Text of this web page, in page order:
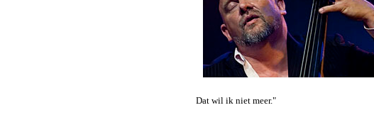
Dat wil ik niet meer."